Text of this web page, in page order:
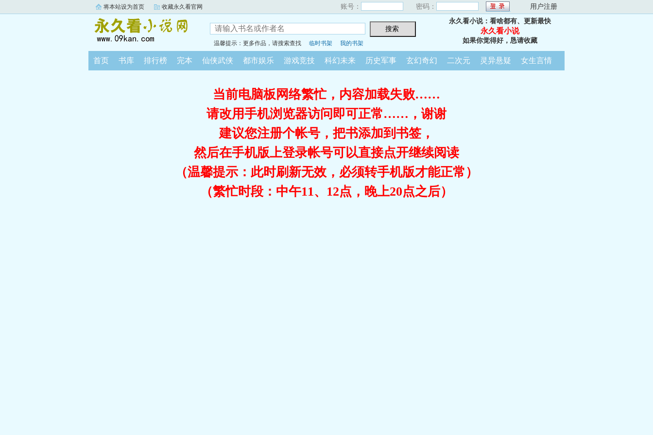
将本站设为首页 收藏永久看官网 账号： 密码： 用户注册
温馨提示：更多作品，请搜索查找 临时书架 我的书架
永久看小说：看啥都有、更新最快
永久看小说
如果你觉得好，恳请收藏
首页 书库 排行榜 完本 仙侠武侠 都市娱乐 游戏竞技 科幻未来 历史军事 玄幻奇幻 二次元 灵异悬疑 女生言情
当前电脑板网络繁忙，内容加载失败……
请改用手机浏览器访问即可正常……，谢谢
建议您注册个帐号，把书添加到书签，
然后在手机版上登录帐号可以直接点开继续阅读
（温馨提示：此时刷新无效，必须转手机版才能正常）
（繁忙时段：中午11、12点，晚上20点之后）